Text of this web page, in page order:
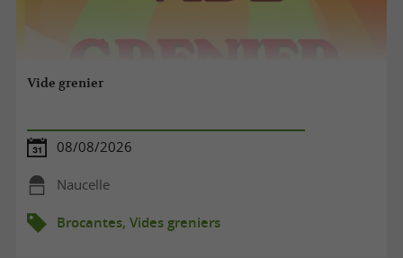
Vide grenier
08/08/2026
Naucelle
Brocantes, Vides greniers